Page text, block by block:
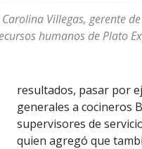
Carolina Villegas, gerente de
humanos de Plato
resultados, pasar por
generales a cocineros
supervisores de
quien agregó que